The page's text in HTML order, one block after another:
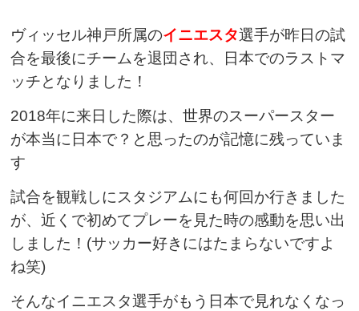
ヴィッセル神戸所属のイニエスタ選手が昨日の試
合を最後にチームを退団され、日本でのラストマ
ッチとなりました！
2018年に来日した際は、世界のスーパースター
が本当に日本で？と思ったのが記憶に残っていま
す
試合を観戦しにスタジアムにも何回か行きました
が、近くで初めてプレーを見た時の感動を思い出
しました！ (サッカー好きにはたまらないですよ
ね笑)
そんなイニエスタ選手がもう日本で見れなくなっ